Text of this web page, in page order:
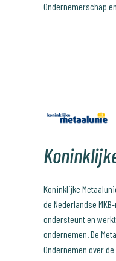
Ondernemerschap
Koninklijke
de Nederlandse
ondersteunt en
ondernemen. De
Ondernemen over